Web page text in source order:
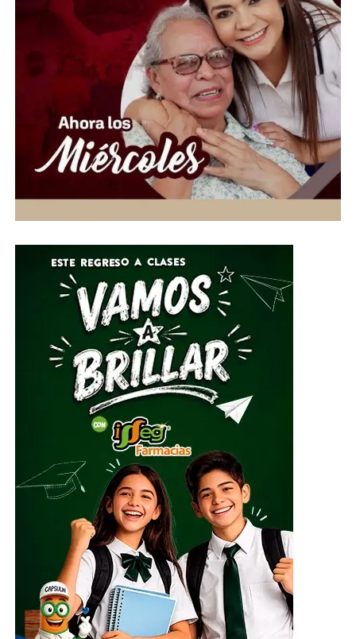
“Hoy más que nunca es momento de demostrar que la
solidaridad no conoce fronteras. Desde Guanajuato
extendemos la mano a las familias venezolanas que
enfrentan esta emergencia, convencidos de que cada
aportación puede hacer la diferencia en la vida de
quienes más lo necesitan”, expresó.
Ante esta situación de emergencia humanitaria, el
Gobierno de la Gente, a través del Voluntariado de la
Gente, habilitó centros de acopio del 1 al 10 de julio en
el Parque Guanajuato Bicentenario, las oficinas del
Por su parte, el Director General del Sistema DIF Estatal
Guanajuato, José Alfonso Borja Pimentel, explicó que se
estarán recibiendo alimentos no perecederos, artículos
de higiene personal, insumos de limpieza y
herramientas, mismos que serán clasificados y
embalados para su posterior entrega al Sistema
Nacional DIF, instancia encargada de coordinar el envío
del apoyo humanitario.
ADVERTISEMENT
El centro de acopio principal estará ubicado en el
Parque Guanajuato Bicentenario, localizado en la
carretera de cuota kilómetro 3.8, comunidad Los
Rodríguez, en el municipio de Silao; además de las